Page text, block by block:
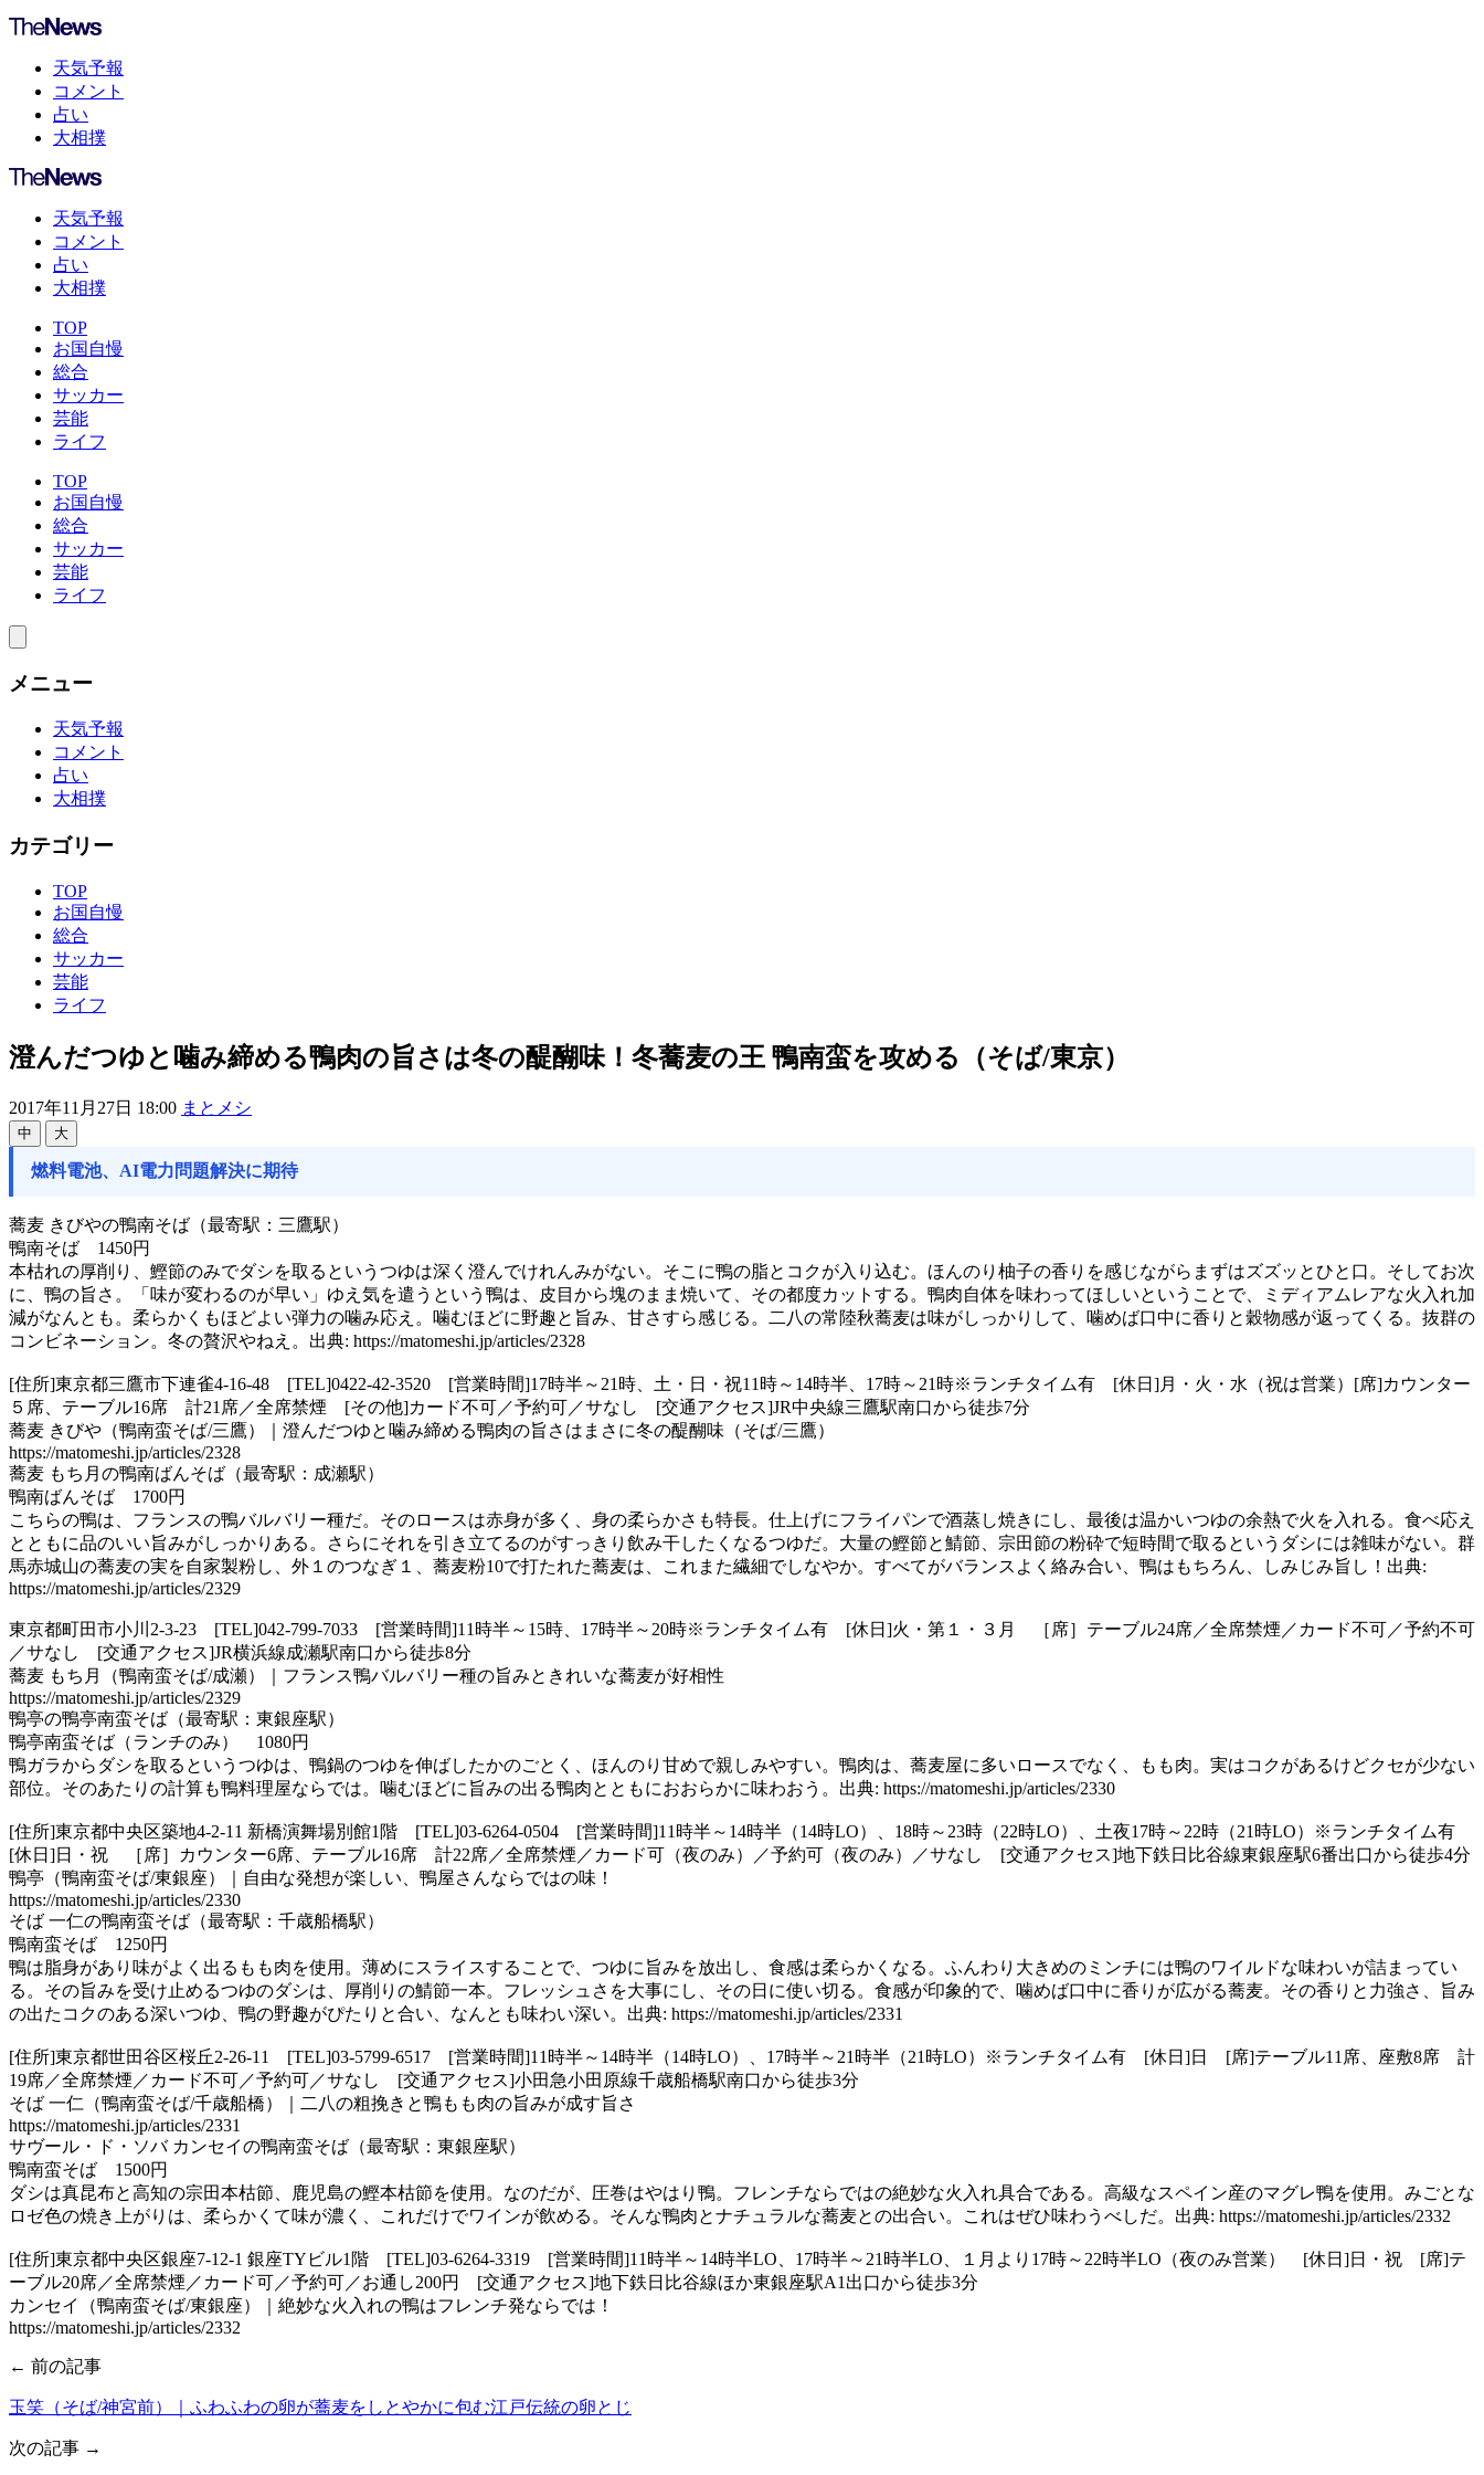
天気予報
コメント
占い
大相撲
天気予報
コメント
占い
大相撲
TOP
お国自慢
総合
サッカー
芸能
ライフ
TOP
お国自慢
総合
サッカー
芸能
ライフ
メニュー
天気予報
コメント
占い
大相撲
カテゴリー
TOP
お国自慢
総合
サッカー
芸能
ライフ
澄んだつゆと噛み締める鴨肉の旨さは冬の醍醐味！冬蕎麦の王 鴨南蛮を攻める（そば/東京）
2017年11月27日 18:00 まとメシ
中 大
燃料電池、AI電力問題解決に期待
蕎麦 きびやの鴨南そば（最寄駅：三鷹駅）
鴨南そば 1450円
本枯れの厚削り、鰹節のみでダシを取るというつゆは深く澄んでけれんみがない。そこに鴨の脂とコクが入り込む。ほんのり柚子の香りを感じながらまずはズズッとひと口。そしてお次
に、鴨の旨さ。「味が変わるのが早い」ゆえ気を遣うという鴨は、皮目から塊のまま焼いて、その都度カットする。鴨肉自体を味わってほしいということで、ミディアムレアな火入れ加
減がなんとも。柔らかくもほどよい弾力の噛み応え。噛むほどに野趣と旨み、甘さすら感じる。二八の常陸秋蕎麦は味がしっかりして、噛めば口中に香りと穀物感が返ってくる。抜群の
コンビネーション。冬の贅沢やねえ。出典: https://matomeshi.jp/articles/2328
[住所]東京都三鷹市下連雀4-16-48 [TEL]0422-42-3520 [営業時間]17時半～21時、土・日・祝11時～14時半、17時～21時※ランチタイム有 [休日]月・火・水（祝は営業）[席]カウンター
５席、テーブル16席 計21席／全席禁煙 [その他]カード不可／予約可／サなし [交通アクセス]JR中央線三鷹駅南口から徒歩7分
蕎麦 きびや（鴨南蛮そば/三鷹）｜澄んだつゆと噛み締める鴨肉の旨さはまさに冬の醍醐味（そば/三鷹）
https://matomeshi.jp/articles/2328
蕎麦 もち月の鴨南ばんそば（最寄駅：成瀬駅）
鴨南ばんそば 1700円
こちらの鴨は、フランスの鴨バルバリー種だ。そのロースは赤身が多く、身の柔らかさも特長。仕上げにフライパンで酒蒸し焼きにし、最後は温かいつゆの余熱で火を入れる。食べ応え
とともに品のいい旨みがしっかりある。さらにそれを引き立てるのがすっきり飲み干したくなるつゆだ。大量の鰹節と鯖節、宗田節の粉砕で短時間で取るというダシには雑味がない。群
馬赤城山の蕎麦の実を自家製粉し、外１のつなぎ１、蕎麦粉10で打たれた蕎麦は、これまた繊細でしなやか。すべてがバランスよく絡み合い、鴨はもちろん、しみじみ旨し！出典:
https://matomeshi.jp/articles/2329
東京都町田市小川2-3-23 [TEL]042-799-7033 [営業時間]11時半～15時、17時半～20時※ランチタイム有 [休日]火・第１・３月 ［席］テーブル24席／全席禁煙／カード不可／予約不可
／サなし [交通アクセス]JR横浜線成瀬駅南口から徒歩8分
蕎麦 もち月（鴨南蛮そば/成瀬）｜フランス鴨バルバリー種の旨みときれいな蕎麦が好相性
https://matomeshi.jp/articles/2329
鴨亭の鴨亭南蛮そば（最寄駅：東銀座駅）
鴨亭南蛮そば（ランチのみ） 1080円
鴨ガラからダシを取るというつゆは、鴨鍋のつゆを伸ばしたかのごとく、ほんのり甘めで親しみやすい。鴨肉は、蕎麦屋に多いロースでなく、もも肉。実はコクがあるけどクセが少ない
部位。そのあたりの計算も鴨料理屋ならでは。噛むほどに旨みの出る鴨肉とともにおおらかに味わおう。出典: https://matomeshi.jp/articles/2330
[住所]東京都中央区築地4-2-11 新橋演舞場別館1階 [TEL]03-6264-0504 [営業時間]11時半～14時半（14時LO）、18時～23時（22時LO）、土夜17時～22時（21時LO）※ランチタイム有
[休日]日・祝 ［席］カウンター6席、テーブル16席 計22席／全席禁煙／カード可（夜のみ）／予約可（夜のみ）／サなし [交通アクセス]地下鉄日比谷線東銀座駅6番出口から徒歩4分
鴨亭（鴨南蛮そば/東銀座）｜自由な発想が楽しい、鴨屋さんならではの味！
https://matomeshi.jp/articles/2330
そば 一仁の鴨南蛮そば（最寄駅：千歳船橋駅）
鴨南蛮そば 1250円
鴨は脂身があり味がよく出るもも肉を使用。薄めにスライスすることで、つゆに旨みを放出し、食感は柔らかくなる。ふんわり大きめのミンチには鴨のワイルドな味わいが詰まってい
る。その旨みを受け止めるつゆのダシは、厚削りの鯖節一本。フレッシュさを大事にし、その日に使い切る。食感が印象的で、噛めば口中に香りが広がる蕎麦。その香りと力強さ、旨み
の出たコクのある深いつゆ、鴨の野趣がぴたりと合い、なんとも味わい深い。出典: https://matomeshi.jp/articles/2331
[住所]東京都世田谷区桜丘2-26-11 [TEL]03-5799-6517 [営業時間]11時半～14時半（14時LO）、17時半～21時半（21時LO）※ランチタイム有 [休日]日 [席]テーブル11席、座敷8席 計
19席／全席禁煙／カード不可／予約可／サなし [交通アクセス]小田急小田原線千歳船橋駅南口から徒歩3分
そば 一仁（鴨南蛮そば/千歳船橋）｜二八の粗挽きと鴨もも肉の旨みが成す旨さ
https://matomeshi.jp/articles/2331
サヴール・ド・ソバ カンセイの鴨南蛮そば（最寄駅：東銀座駅）
鴨南蛮そば 1500円
ダシは真昆布と高知の宗田本枯節、鹿児島の鰹本枯節を使用。なのだが、圧巻はやはり鴨。フレンチならではの絶妙な火入れ具合である。高級なスペイン産のマグレ鴨を使用。みごとな
ロゼ色の焼き上がりは、柔らかくて味が濃く、これだけでワインが飲める。そんな鴨肉とナチュラルな蕎麦との出合い。これはぜひ味わうべしだ。出典: https://matomeshi.jp/articles/2332
[住所]東京都中央区銀座7-12-1 銀座TYビル1階 [TEL]03-6264-3319 [営業時間]11時半～14時半LO、17時半～21時半LO、１月より17時～22時半LO（夜のみ営業） [休日]日・祝 [席]テ
ーブル20席／全席禁煙／カード可／予約可／お通し200円 [交通アクセス]地下鉄日比谷線ほか東銀座駅A1出口から徒歩3分
カンセイ（鴨南蛮そば/東銀座）｜絶妙な火入れの鴨はフレンチ発ならでは！
https://matomeshi.jp/articles/2332
← 前の記事
玉笑（そば/神宮前）｜ふわふわの卵が蕎麦をしとやかに包む江戸伝統の卵とじ
次の記事 →